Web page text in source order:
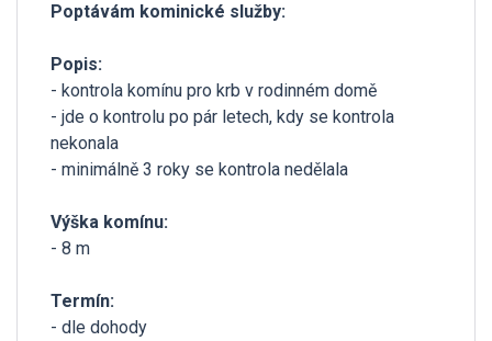
Poptávám kominické služby:
Popis:
- kontrola komínu pro krb v rodinném domě
- jde o kontrolu po pár letech, kdy se kontrola
nekonala
- minimálně 3 roky se kontrola nedělala
Výška komínu:
- 8 m
Termín:
- dle dohody